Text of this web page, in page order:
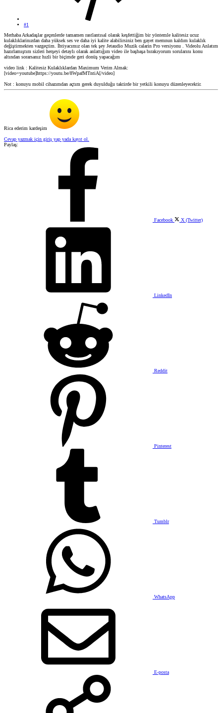
#1
Merhaba Arkadaşlar geçenlerde tamamen rastlantısal olarak keşfettiğim bir yöntemle kalitesiz ucuz
kulaklıklarinızdan daha yüksek ses ve daha iyi kalite alabilirsiniz ben gayet memnun kaldım kulaklık
değiştirmekten vazgeçtim. İhtiyacımız olan tek şey Jetaudio Muzik calarin Pro versiyonu . Videolu Anlatım
hazırlamıştım sizleri herşeyi detaylı olarak anlattığım video ile başbaşa bırakıyorum sorularını konu
altından sorarsanız hızli bir biçimde geri donüş yapacağım
video link : Kalitesiz Kulaklıklardan Maximum Verim Almak:
[video=youtube]https://youtu.be/8WpafMTntiA[/video]
Not : konuyu mobil cihazımdan açtım gerek duyulduğu taktirde bir yetkili konuyu düzenleyecektir.
Rica ederim kardeşim
Cevap yazmak için giriş yap yada kayıt ol.
Paylaş:
Facebook X (Twitter)
LinkedIn
Reddit
Pinterest
Tumblr
WhatsApp
E-posta